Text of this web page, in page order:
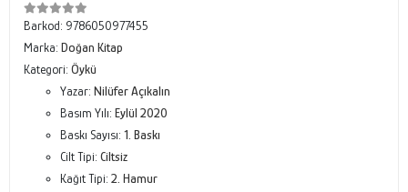
Barkod: 9786050977455
Marka: Doğan Kitap
Kategori: Öykü
Yazar: Nilüfer Açıkalın
Basım Yılı: Eylül 2020
Baskı Sayısı: 1. Baskı
Cilt Tipi: Ciltsiz
Kağıt Tipi: 2. Hamur